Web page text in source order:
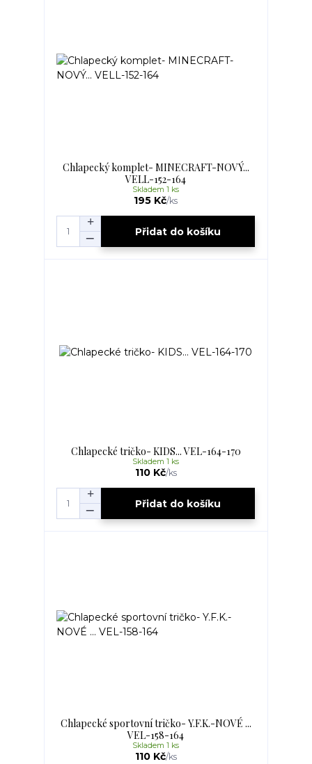
Chlapecký komplet- MINECRAFT-NOVÝ...
VELL-152-164
195 Kč/ks
Skladem 1 ks
Přidat do košíku
Chlapecké tričko- KIDS... VEL-164-170
110 Kč/ks
Skladem 1 ks
Přidat do košíku
Chlapecké sportovní tričko- Y.F.K.-NOVÉ ...
VEL-158-164
110 Kč/ks
Skladem 1 ks